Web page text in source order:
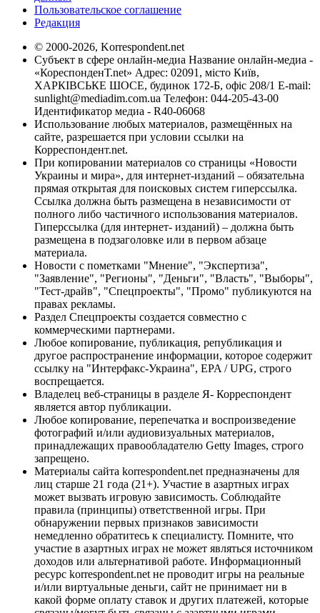
Пользовательское соглашение
Редакция
© 2000-2026, Korrespondent.net
Субъект в сфере онлайн-медиа Название онлайн-медиа -
«КореспонденТ.net» Адрес: 02091, місто Київ,
ХАРКІВСЬКЕ ШОСЕ, будинок 172-Б, офіс 208/1 E-mail:
sunlight@mediadim.com.ua Телефон: 044-205-43-00
Идентификатор медиа - R40-06068
Использование любых материалов, размещённых на
сайте, разрешается при условии ссылки на
Корреспондент.net.
При копировании материалов со страницы «Новости
Украины и мира», для интернет-изданий – обязательна
прямая открытая для поисковых систем гиперссылка.
Ссылка должна быть размещена в независимости от
полного либо частичного использования материалов.
Гиперссылка (для интернет- изданий) – должна быть
размещена в подзаголовке или в первом абзаце
материала.
Новости с пометками "Мнение", "Экспертиза",
"Заявление", "Регионы", "Деньги", "Власть", "Выборы",
"Тест-драйв", "Спецпроекты", "Промо" публикуются на
правах рекламы.
Раздел Спецпроекты создается совместно с
коммерческими партнерами.
Любое копирование, публикация, републикация и
другое распространение информации, которое содержит
ссылку на "Интерфакс-Украина", EPA / UPG, строго
воспрещается.
Владелец веб-страницы в разделе Я- Корреспондент
является автор публикации.
Любое копирование, перепечатка и воспроизведение
фотографий и/или аудиовизуальных материалов,
принадлежащих правообладателю Getty Images, строго
запрещено.
Материалы сайта korrespondent.net предназначены для
лиц старше 21 года (21+). Участие в азартных играх
может вызвать игровую зависимость. Соблюдайте
правила (принципы) ответственной игры. При
обнаружении первых признаков зависимости
немедленно обратитесь к специалисту. Помните, что
участие в азартных играх не может являться источником
доходов или альтернативой работе. Информационный
ресурс korrespondent.net не проводит игры на реальные
и/или виртуальные деньги, сайт не принимает ни в
какой форме оплату ставок и других платежей, которые